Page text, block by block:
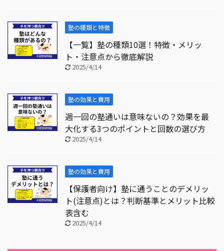
塾の種類と特徴
【一覧】塾の種類10選！特徴・メリッ
ト・注意点から徹底解説
2025/4/14
塾の効果と費用
週一回の塾通いは意味ないの？効果を最
大化する3つのポイントと回数の選び方
2025/4/14
塾の効果と費用
【保護者向け】塾に通うことのデメリッ
ト(注意点)とは？判断基準とメリット比較
表含む
2025/4/14